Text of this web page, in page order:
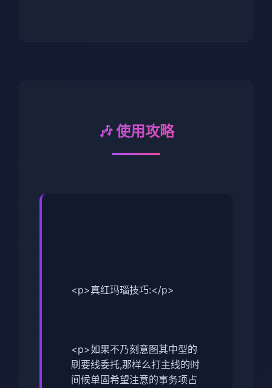
🎶 使用攻略
<p>真红玛瑙技巧:</p>
<p>如果不乃刻意图其中型的
刷要线委托,那样么打主线的时
间候单固希望注意的事务项占